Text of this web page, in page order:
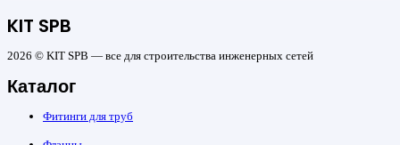
KIT SPB
2026 © KIT SPB — все для строительства инженерных сетей
Каталог
Фитинги для труб